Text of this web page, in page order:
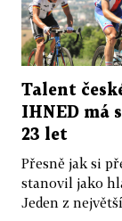
Talent
IHNED má
23 let
Přesně jak si
stanovil jako
Jeden z